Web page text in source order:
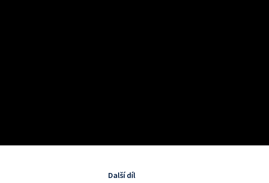
Další díl